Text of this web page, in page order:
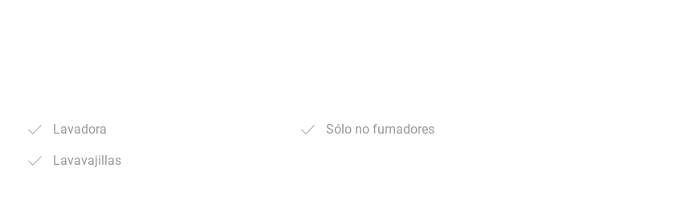
Lavadora
Lavavajillas
Sólo no fumadores